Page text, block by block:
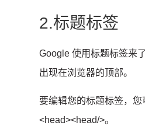
2.标题标签
Google 使用标题标签来
出现在浏览器的顶部。
要编辑您的标题标签，您
<head><head/>。